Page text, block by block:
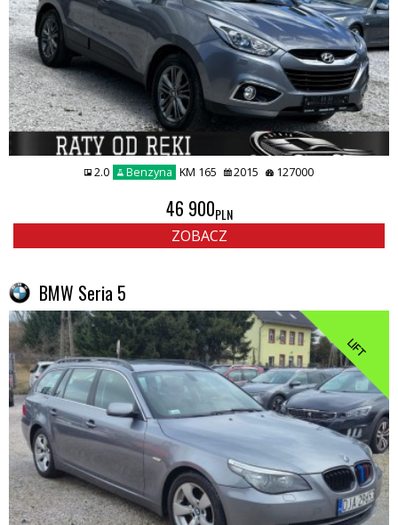
2.0 Benzyna KM 165 2015 127000
46 900PLN
ZOBACZ
BMW Seria 5
LIFT